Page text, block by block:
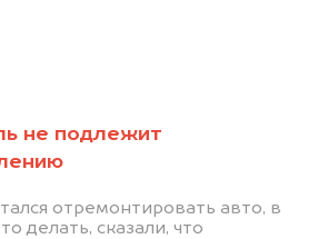
не подлежит
отремонтировать авто, в
делать, сказали, что
разборку.